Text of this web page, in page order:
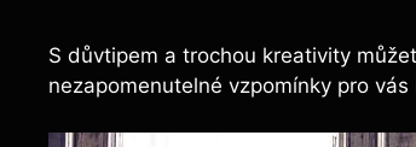
S důvtipem a trochou kreativity
nezapomenutelné vzpomínky pro vás